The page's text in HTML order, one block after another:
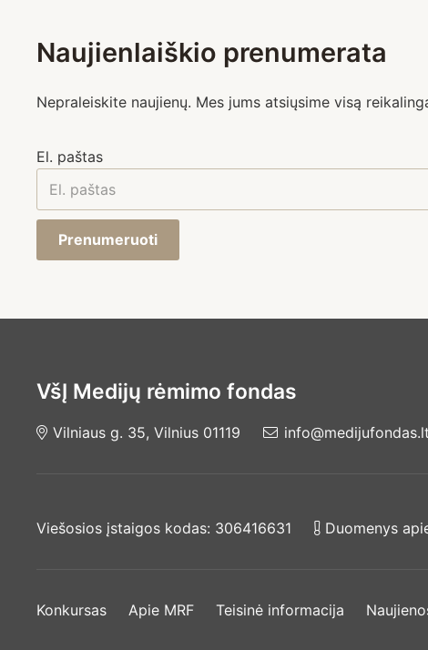
Naujienlaiškio prenumerata
Nepraleiskite naujienų. Mes jums atsiųsime visą
El. paštas
Prenumeruoti
VšĮ Medijų rėmimo fondas
Vilniaus g. 35, Vilnius 01119 info@medijufondas.lt
Viešosios įstaigos kodas: 306416631 Duomenys
Konkursas Apie MRF Teisinė informacija